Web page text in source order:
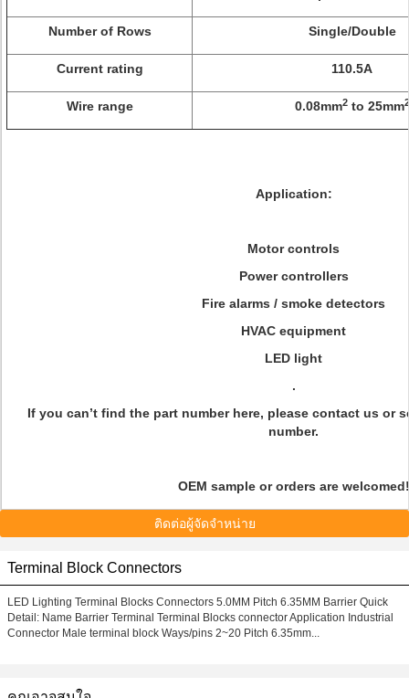
Number of Rows Single/Double
Current rating 110.5A
Wire range 0.08mm2to 25mm2
Application:
Motor controls
Power controllers
Fire alarms / smoke detectors
HVAC equipment
LED light
.
If you can’t find the part number here, please contact us or
number.
OEM sample or orders are welcomed!
ติดต่อผู้จัดจำหน่าย
Terminal Block Connectors
LED Lighting Terminal Blocks Connectors 5.0MM Pitch 6.35MM Barrier Quick
Detail: Name Barrier Terminal Terminal Blocks connector Application Industrial
Connector Male terminal block Ways/pins 2~20 Pitch 6.35mm...